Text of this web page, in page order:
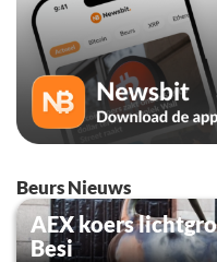
Beurs Nieuws
AEX koers
Besi